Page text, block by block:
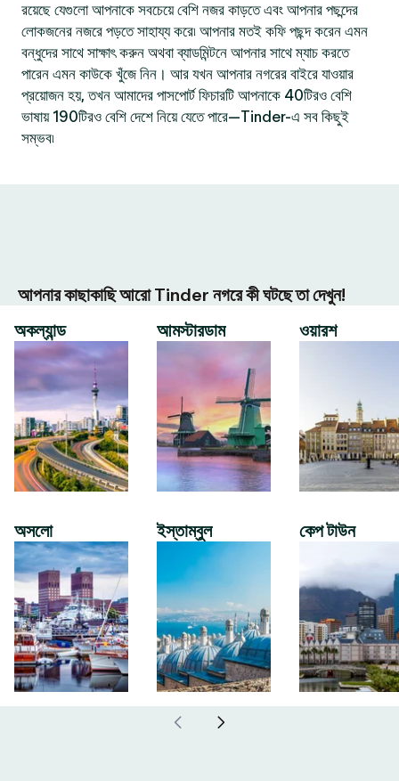
রয়েছে যেগুলো আপনাকে সবচেয়ে বেশি নজর কাড়তে এবং আপনার পছন্দের
লোকজনের নজরে পড়তে সাহায্য করে৷ আপনার মতই কফি পছন্দ করেন এমন
বন্ধুদের সাথে সাক্ষাৎ করুন অথবা ব্যাডমিন্টনে আপনার সাথে ম্যাচ করতে
পারেন এমন কাউকে খুঁজে নিন। আর যখন আপনার নগরের বাইরে যাওয়ার
প্রয়োজন হয়, তখন আমাদের পাসপোর্ট ফিচারটি আপনাকে 40টিরও বেশি
ভাষায় 190টিরও বেশি দেশে নিয়ে যেতে পারে—Tinder-এ সব কিছুই
সম্ভব৷
আপনার কাছাকাছি আরো Tinder নগরে কী ঘটছে তা দেখুন!
অকল্যান্ড
অসলো
আমস্টারডাম
ইস্তাম্বুল
ওয়ারশ
কেপ টাউন